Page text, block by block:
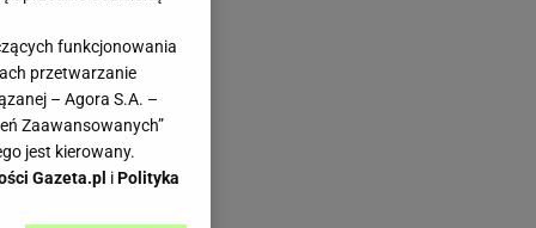
funkcjonowania
przetwarzanie
– Agora S.A. –
Zaawansowanych”
jest kierowany.
Gazeta.pl iPolityka